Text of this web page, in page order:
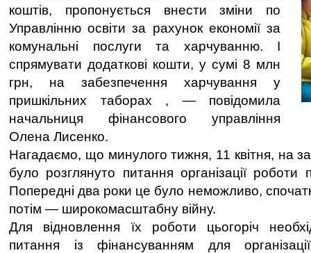
коштів, пропонується внести зміни по
Управлінню освіти за рахунок економії за
комунальні послуги та харчуванню. І
спрямувати додаткові кошти, у сумі 8 млн
грн, на забезпечення харчування у
пришкільних таборах , — повідомила
начальниця фінансового управління
Олена Лисенко.
Нагадаємо, що минулого тижня, 11 квітня, на
було розглянуто питання організації роботи
Попередні два роки це було неможливо,
потім — широкомасштабну війну.
Для відновлення їх роботи цьогоріч
питання із фінансуванням для